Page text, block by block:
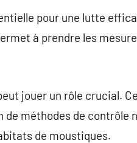
pour une lutte
à prendre les
jouer un rôle crucial.
de méthodes de contrôle
de moustiques.